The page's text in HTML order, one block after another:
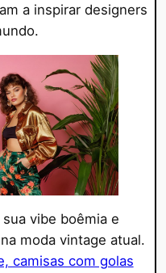
a inspirar designers
vibe boêmia e
moda vintage atual.
camisas com golas